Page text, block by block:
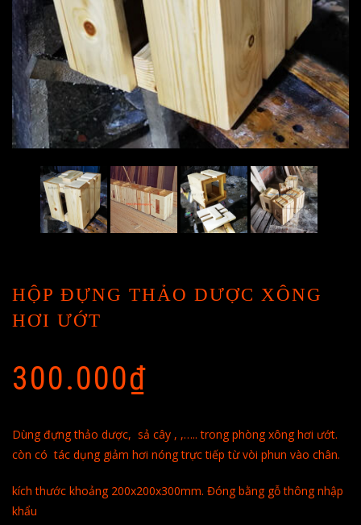
HỘP ĐỰNG THẢO DƯỢC XÔNG
HƠI ƯỚT
300.000₫
Dùng đựng thảo dược, sả cây , ,….. trong phòng xông hơi ướt.
còn có tác dụng giảm hơi nóng trực tiếp từ vòi phun vào chân.
kích thước khoảng 200x200x300mm. Đóng bằng gỗ thông nhập
khẩu